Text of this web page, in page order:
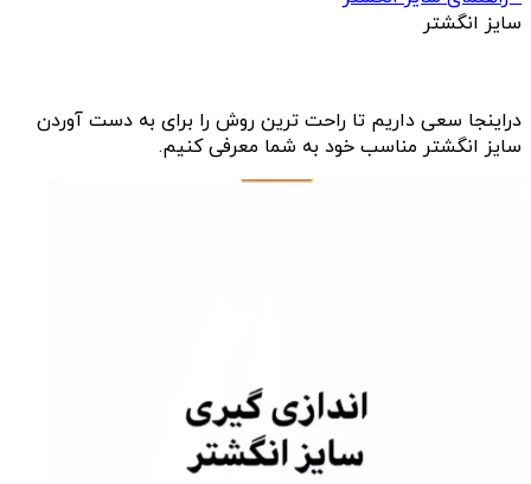
سایز انگشتر
دراینجا سعی داریم تا راحت ترین روش را برای به دست آوردن
سایز انگشتر مناسب خود به شما معرفی کنیم.